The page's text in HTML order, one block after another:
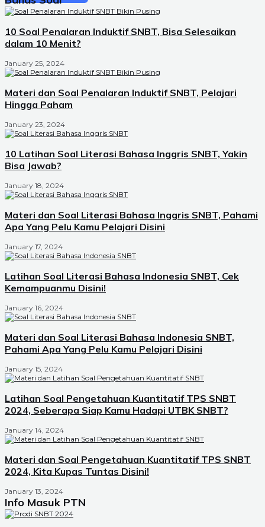
10 Soal Penalaran Induktif SNBT, Bisa Selesaikan
dalam 10 Menit?
January 25, 2024
Materi dan Soal Penalaran Induktif SNBT, Pelajari
Hingga Paham
January 23, 2024
10 Latihan Soal Literasi Bahasa Inggris SNBT, Yakin
Bisa Jawab?
January 18, 2024
Materi dan Soal Literasi Bahasa Inggris SNBT, Pahami
Apa Yang Pelu Kamu Pelajari Disini
January 17, 2024
Latihan Soal Literasi Bahasa Indonesia SNBT, Cek
Kemampuanmu Disini!
January 16, 2024
Materi dan Soal Literasi Bahasa Indonesia SNBT,
Pahami Apa Yang Pelu Kamu Pelajari Disini
January 15, 2024
Latihan Soal Pengetahuan Kuantitatif TPS SNBT
2024, Seberapa Siap Kamu Hadapi UTBK SNBT?
January 14, 2024
Materi dan Soal Pengetahuan Kuantitatif TPS SNBT
2024, Kita Kupas Tuntas Disini!
January 13, 2024
Info Masuk PTN